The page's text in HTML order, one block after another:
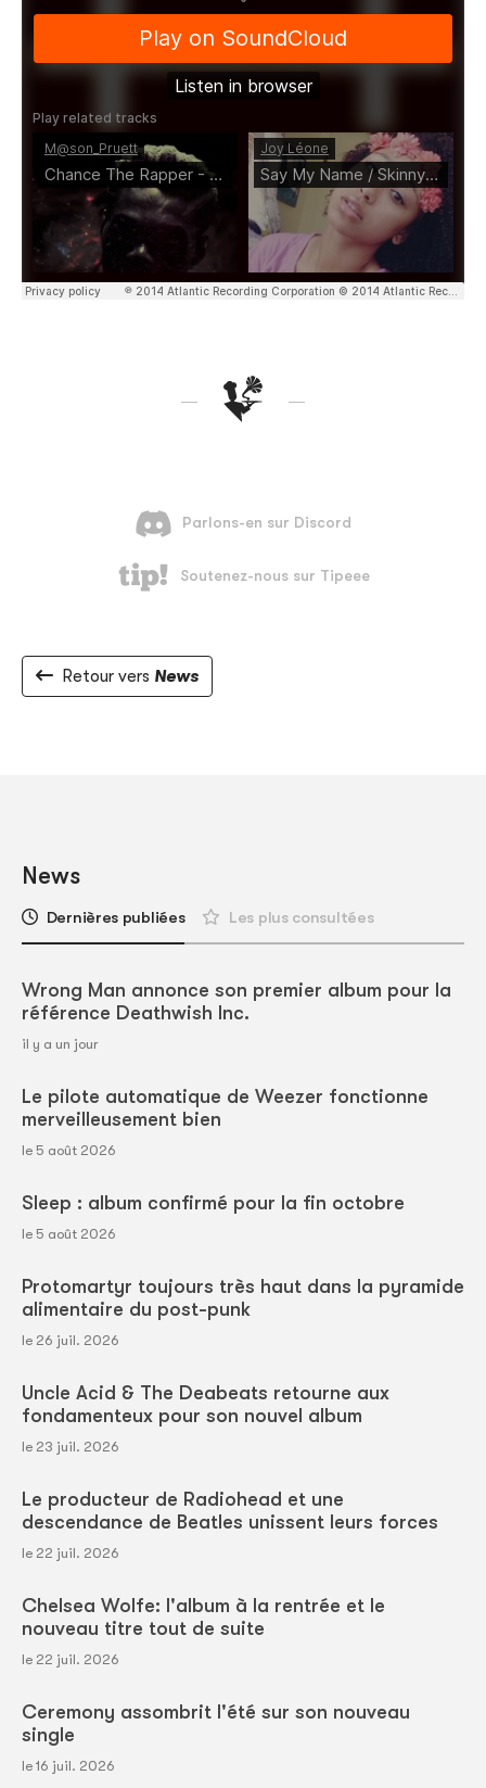
Retour vers News
News
Dernières publiées Les plus consultées
Wrong Man annonce son premier album pour la
référence Deathwish Inc.
il y a un jour
Le pilote automatique de Weezer fonctionne
merveilleusement bien
le 5 août 2026
Sleep : album confirmé pour la fin octobre
le 5 août 2026
Protomartyr toujours très haut dans la pyramide
alimentaire du post-punk
le 26 juil. 2026
Uncle Acid & The Deabeats retourne aux
fondamenteux pour son nouvel album
le 23 juil. 2026
Le producteur de Radiohead et une
descendance de Beatles unissent leurs forces
le 22 juil. 2026
Chelsea Wolfe: l'album à la rentrée et le
nouveau titre tout de suite
le 22 juil. 2026
Ceremony assombrit l'été sur son nouveau
single
le 16 juil. 2026